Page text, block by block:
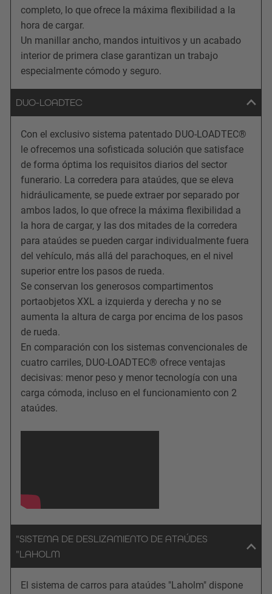
completo, lo que ofrece la máxima flexibilidad a la
hora de cargar.
Un manillar ancho, mandos intuitivos y un acabado
interior de primera clase garantizan un trabajo
especialmente cómodo y seguro.
DUO-LOADTEC
Con el exclusivo sistema patentado DUO-LOADTEC®
le ofrecemos una sofisticada solución que satisface
de forma óptima los requisitos diarios del sector
funerario. La corredera para ataúdes, que se eleva
hidráulicamente, se puede extraer por separado por
ambos lados, lo que ofrece la máxima flexibilidad a
la hora de cargar, y las dos mitades de la corredera
para ataúdes se pueden cargar individualmente fuera
del vehículo, más allá del parachoques, en el nivel
superior entre los pasos de rueda.
Se conservan los generosos compartimentos
portaobjetos XXL a izquierda y derecha y no se
aumenta la altura de carga por encima de los pasos
de rueda.
En comparación con los sistemas convencionales de
cuatro carriles, DUO-LOADTEC® ofrece ventajas
decisivas: menor peso y menor tecnología con una
carga cómoda, incluso en el funcionamiento con 2
ataúdes.
"SISTEMA DE DESLIZAMIENTO DE ATAÚDES
"LAHOLM
El sistema de carros para ataúdes "Laholm" dispone